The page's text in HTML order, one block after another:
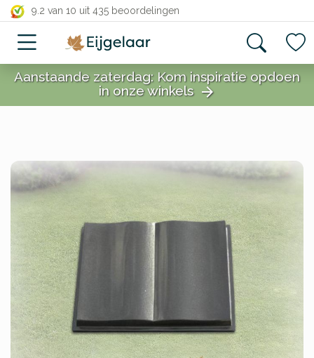
9.2 van 10 uit 435 beoordelingen
close
close
Aanstaande zaterdag: Kom inspiratie opdoen
in onze winkels arrow_forward